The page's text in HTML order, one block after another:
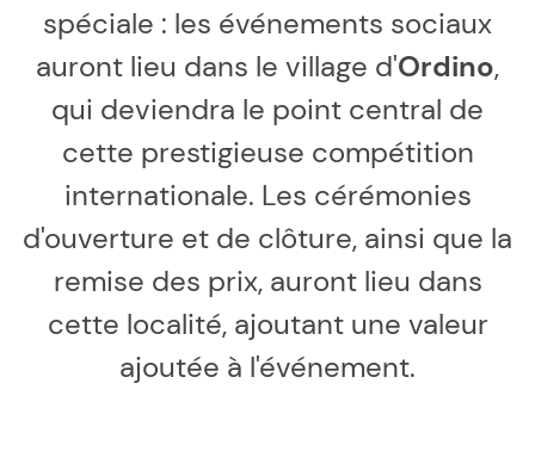
spéciale : les événements sociaux
auront lieu dans le village d'Ordino,
qui deviendra le point central de
cette prestigieuse compétition
internationale. Les cérémonies
d'ouverture et de clôture, ainsi que la
remise des prix, auront lieu dans
cette localité, ajoutant une valeur
ajoutée à l'événement.